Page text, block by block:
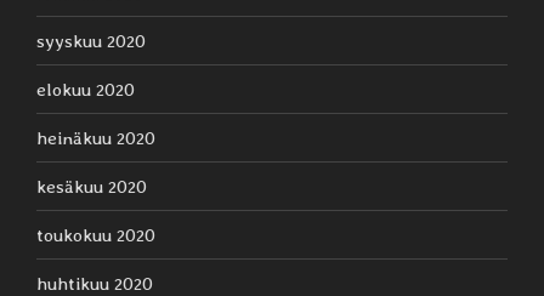
syyskuu 2020
elokuu 2020
heinäkuu 2020
kesäkuu 2020
toukokuu 2020
huhtikuu 2020